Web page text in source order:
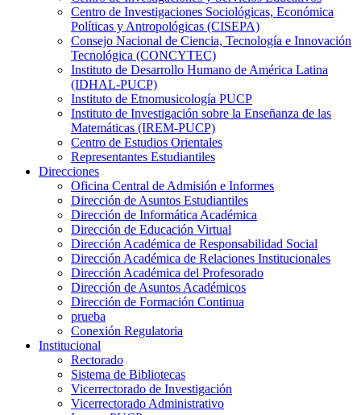
Centro de Investigaciones Sociológicas, Económica
Políticas y Antropológicas (CISEPA)
Consejo Nacional de Ciencia, Tecnología e Innovación
Tecnológica (CONCYTEC)
Instituto de Desarrollo Humano de América Latina
(IDHAL-PUCP)
Instituto de Etnomusicología PUCP
Instituto de Investigación sobre la Enseñanza de las
Matemáticas (IREM-PUCP)
Centro de Estudios Orientales
Representantes Estudiantiles
Direcciones
Oficina Central de Admisión e Informes
Dirección de Asuntos Estudiantiles
Dirección de Informática Académica
Dirección de Educación Virtual
Dirección Académica de Responsabilidad Social
Dirección Académica de Relaciones Institucionales
Dirección Académica del Profesorado
Dirección de Asuntos Académicos
Dirección de Formación Continua
prueba
Conexión Regulatoria
Institucional
Rectorado
Sistema de Bibliotecas
Vicerrectorado de Investigación
Vicerrectorado Administrativo